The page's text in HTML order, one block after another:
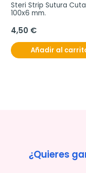
Steri Strip Sutura
100x6 mm.
4,50 €
Añadir al
¿Quieres